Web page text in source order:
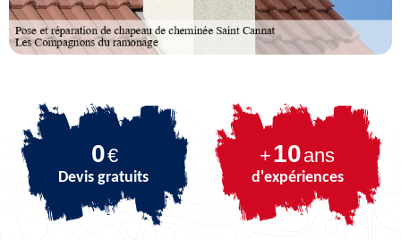
0€
Devis gratuits
+10ans
d'expériences